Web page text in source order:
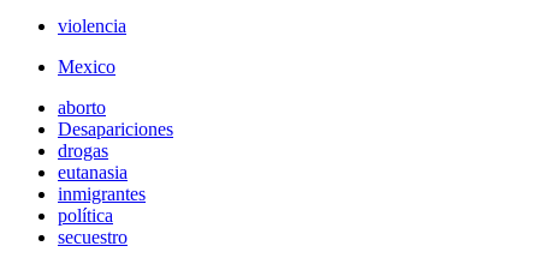
violencia
Mexico
aborto
Desapariciones
drogas
eutanasia
inmigrantes
política
secuestro